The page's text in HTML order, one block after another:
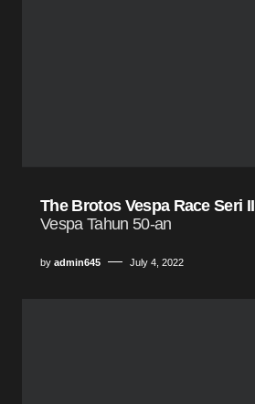
The Brotos Vespa Race Seri II
Vespa Tahun 50-an
by admin645 July 4, 2022